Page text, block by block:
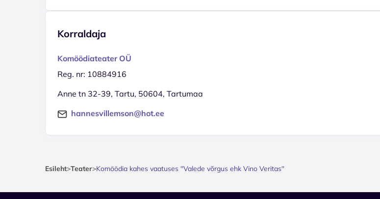
Korraldaja
Komöödiateater OÜ
Reg. nr: 10884916
Anne tn 32-39, Tartu, 50604, Tartumaa
hannesvillemson@hot.ee
Esileht>Teater>Komöödia kahes vaatuses ''Valede võrgus ehk Vino Veritas''